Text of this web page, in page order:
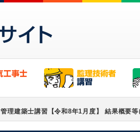
管理建築士講習【令和8年1月度】 結果概要